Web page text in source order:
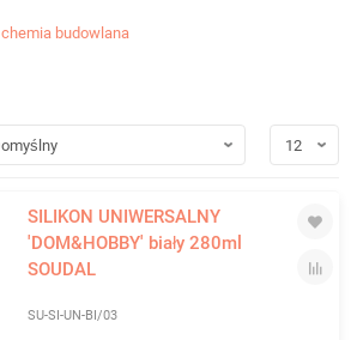
chemia budowlana
SILIKON UNIWERSALNY
'DOM&HOBBY' biały 280ml
SOUDAL
SU-SI-UN-BI/03